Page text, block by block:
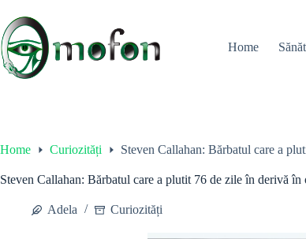
content
Home
Home Curiozități Steven Callahan: Bărbatul care a
Steven Callahan: Bărbatul care a plutit 76 de zile în derivă
Adela Curiozități